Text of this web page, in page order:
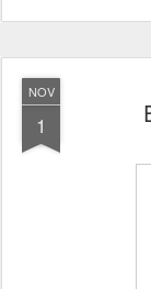
NOV
1